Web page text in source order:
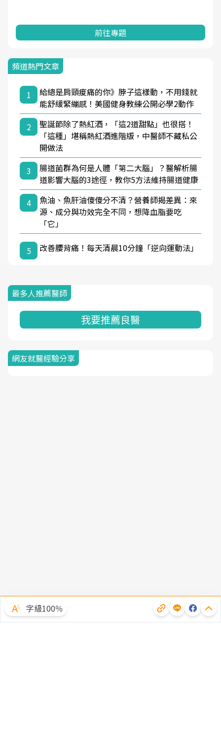
前往專題
頻道熱門文章
1
給總是肩頸痠痛的你》脖子這樣動，不用錢就
能舒緩緊繃感！美國健身教練公開必學2動作
2
聖誕節除了熱紅酒，「這2道甜點」也很搭！
「這種」堪稱熱紅酒進階版，中醫師不藏私公
開做法
3
腸道菌群為何是人體「第二大腦」？醫解析腸
道影響大腦的3途徑，教你5方法維持腸道健康
4
魚油、魚肝油傻傻分不清？營養師揭差異：來
源、成分與功效完全不同，想降血脂要吃
「它」
5 改善腰背痛！每天清晨10分鐘「逆向運動法」
最多人推薦醫師
我要推薦良醫
網友就醫經驗分享
字級100％